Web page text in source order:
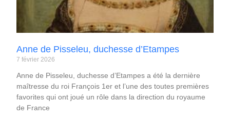
Anne de Pisseleu, duchesse d’Etampes
7 février 2026
Anne de Pisseleu, duchesse d’Etampes a été la dernière
maîtresse du roi François 1er et l’une des toutes premières
favorites qui ont joué un rôle dans la direction du royaume
de France